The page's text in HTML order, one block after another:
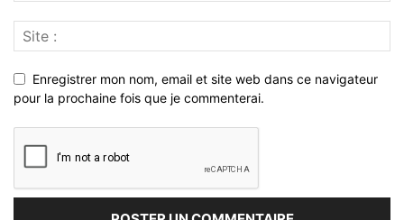
Enregistrer mon nom, email et site web dans ce navigateur
pour la prochaine fois que je commenterai.